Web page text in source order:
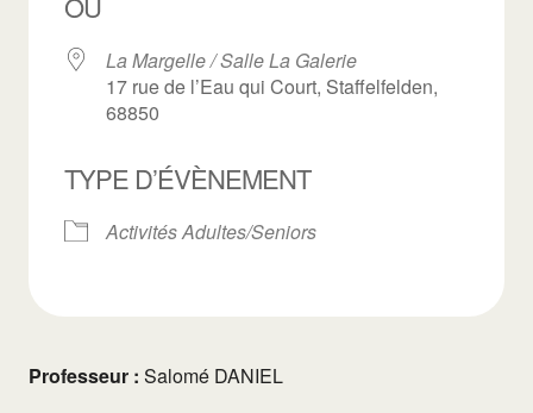
La Margelle / Salle La Galerie
17 rue de l’Eau qui Court, Staffelfelden,
68850
TYPE D’ÉVÈNEMENT
Activités Adultes/Seniors
Professeur : Salomé DANIEL